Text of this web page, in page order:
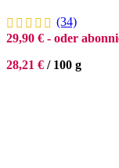
(34)
29,90 € - oder
28,21 € / 100 g